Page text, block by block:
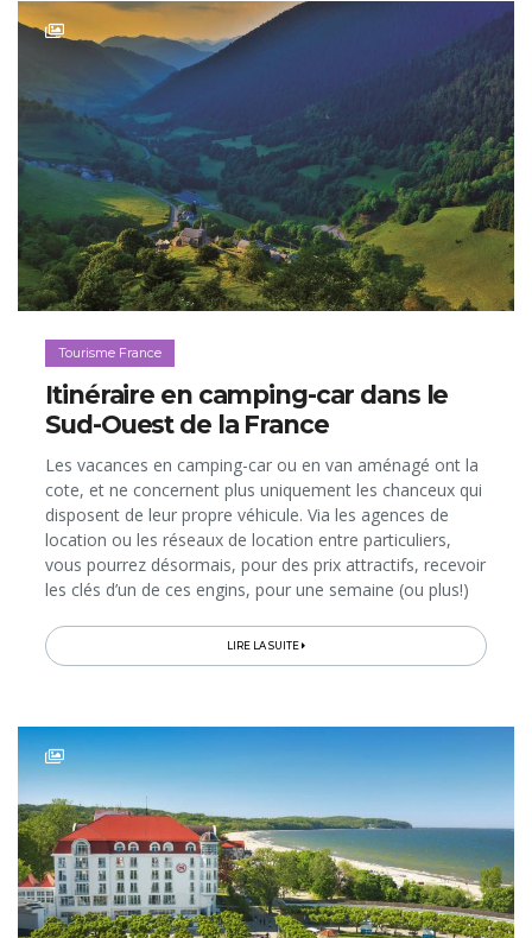
Tourisme France
Itinéraire en camping-car dans le
Sud-Ouest de la France
Les vacances en camping-car ou en van aménagé ont la
cote, et ne concernent plus uniquement les chanceux qui
disposent de leur propre véhicule. Via les agences de
location ou les réseaux de location entre particuliers,
vous pourrez désormais, pour des prix attractifs, recevoir
les clés d’un de ces engins, pour une semaine (ou plus!)
LIRE LA SUITE